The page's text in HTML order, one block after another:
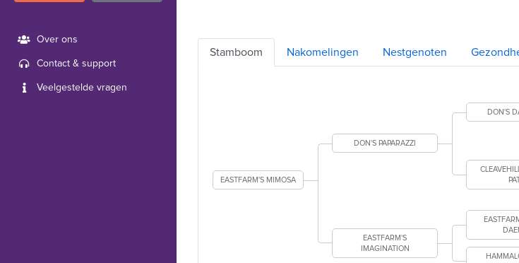
Over ons
Contact & support
Veelgestelde vragen
Stamboom Nakomelingen Nestgenoten
EASTFARM'S MIMOSA
DON'S PAPARAZZI
DON'S
EASTFARM'S
IMAGINATION